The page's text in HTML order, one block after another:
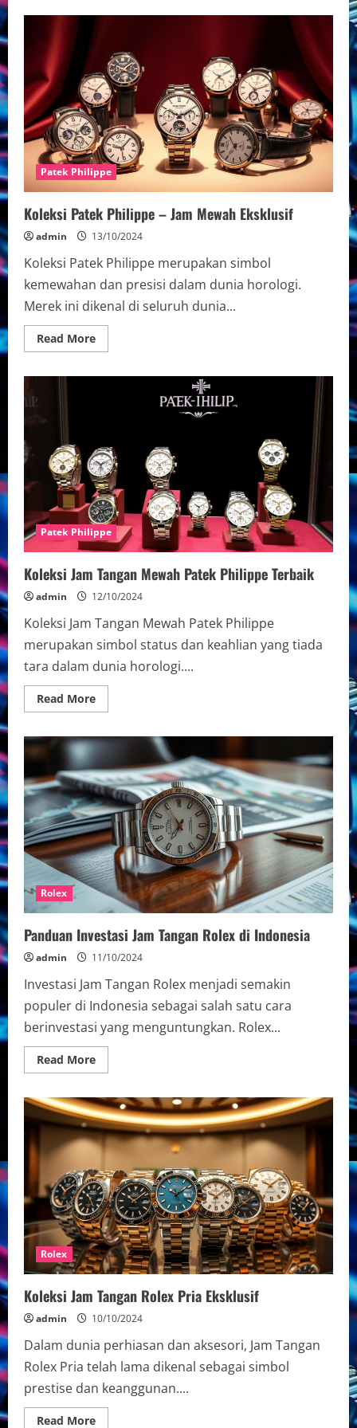
Patek
Philippe
Patek Philippe
Koleksi Patek Philippe – Jam Mewah Eksklusif
admin 13/10/2024
Koleksi Patek Philippe merupakan simbol
kemewahan dan presisi dalam dunia horologi.
Merek ini dikenal di seluruh dunia...
Read MoreRead
more
Patek Philippe
Koleksi Jam Tangan Mewah Patek Philippe Terbaik
admin 12/10/2024
Koleksi Jam Tangan Mewah Patek Philippe
merupakan simbol status dan keahlian yang tiada
tara dalam dunia horologi....
Read MoreRead
more
Jam
Mewah
Patek
Philippe
Terbaik
Rolex
Panduan Investasi Jam Tangan Rolex di Indonesia
admin 11/10/2024
Investasi Jam Tangan Rolex menjadi semakin
populer di Indonesia sebagai salah satu cara
berinvestasi yang menguntungkan. Rolex...
Read MoreRead
more
Investasi
Jam
Tangan
Rolex
di
Rolex
Koleksi Jam Tangan Rolex Pria Eksklusif
admin 10/10/2024
Dalam dunia perhiasan dan aksesori, Jam Tangan
Rolex Pria telah lama dikenal sebagai simbol
prestise dan keanggunan....
Read MoreRead